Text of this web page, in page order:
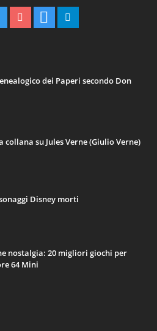
dei Paperi secondo Don
collana su Jules Verne (Giulio Verne)
Disney morti
nostalgia: 20 migliori giochi per
64 Mini